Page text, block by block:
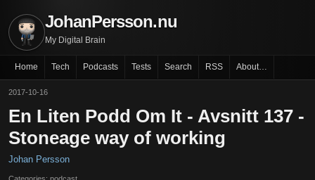
JohanPersson.nu
My Digital Brain
Home Tech Podcasts Tests Search RSS About…
2017-10-16
En Liten Podd Om It - Avsnitt 137 -
Stoneage way of working
Johan Persson